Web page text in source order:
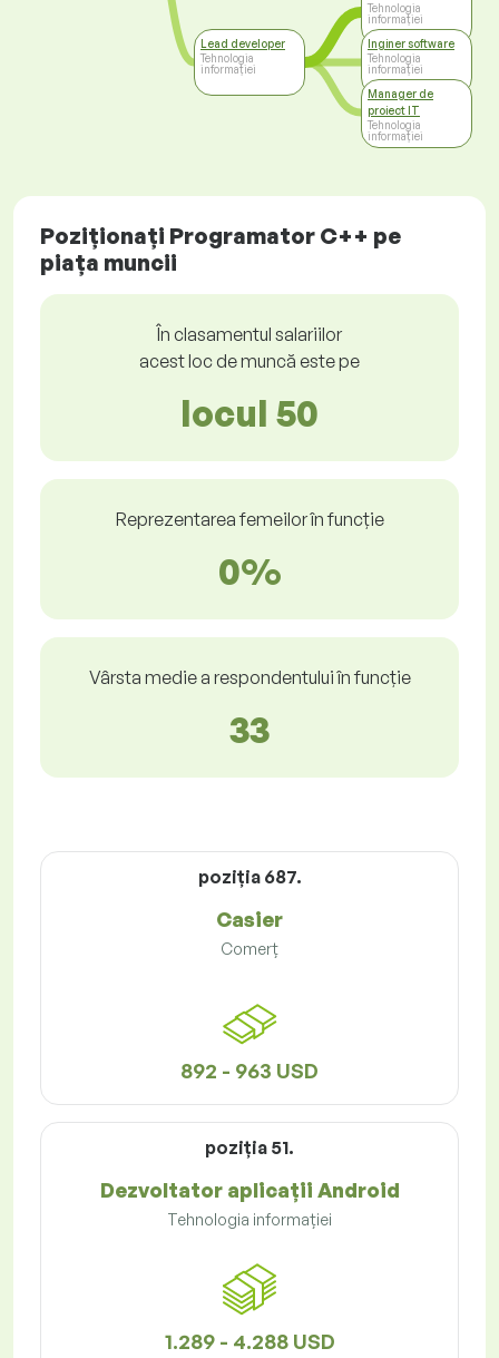
Lead developer
Tehnologia
informației
Tehnologia
informației
Inginer software
Tehnologia
informației
Manager de
proiect IT
Tehnologia
informației
Poziționați Programator C++ pe
piața muncii
În clasamentul salariilor
acest loc de muncă este pe
locul 50
Reprezentarea femeilor în funcție
0%
Vârsta medie a respondentului în funcție
33
poziţia 687.
Casier
Comerț
892 - 963 USD
poziţia 51.
Dezvoltator aplicații Android
Tehnologia informației
1.289 - 4.288 USD